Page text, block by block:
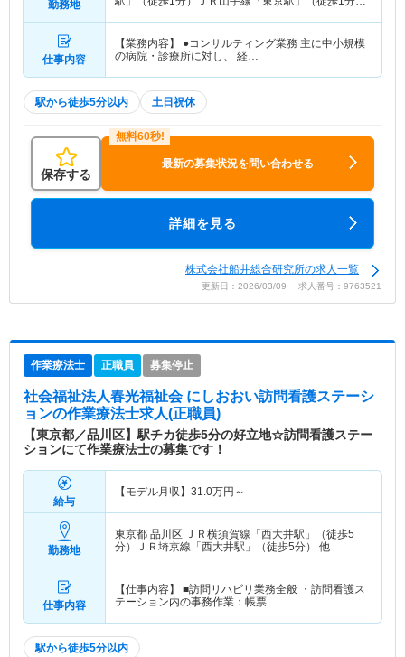
勤務地
仕事内容
【業務内容】 ●コンサルティング業務 主に中小規模
の病院・診療所に対し、 経…
駅から徒歩5分以内 土日祝休
保存する
最新の募集状況を問い合わせる
詳細を見る
株式会社船井総合研究所の求人一覧
更新日：2026/03/09 求人番号：9763521
作業療法士 正職員 募集停止
社会福祉法人春光福祉会 にしおおい訪問看護ステーシ
ョンの作業療法士求人(正職員)
【東京都／品川区】駅チカ徒歩5分の好立地☆訪問看護ステー
ションにて作業療法士の募集です！
給与
【モデル月収】 31.0万円～
勤務地
東京都 品川区 ＪＲ横須賀線「西大井駅」（徒歩5
分）ＪＲ埼京線「西大井駅」（徒歩5分） 他
仕事内容
【仕事内容】 ■訪問リハビリ業務全般 ・訪問看護ス
テーション内の事務作業：帳票…
駅から徒歩5分以内